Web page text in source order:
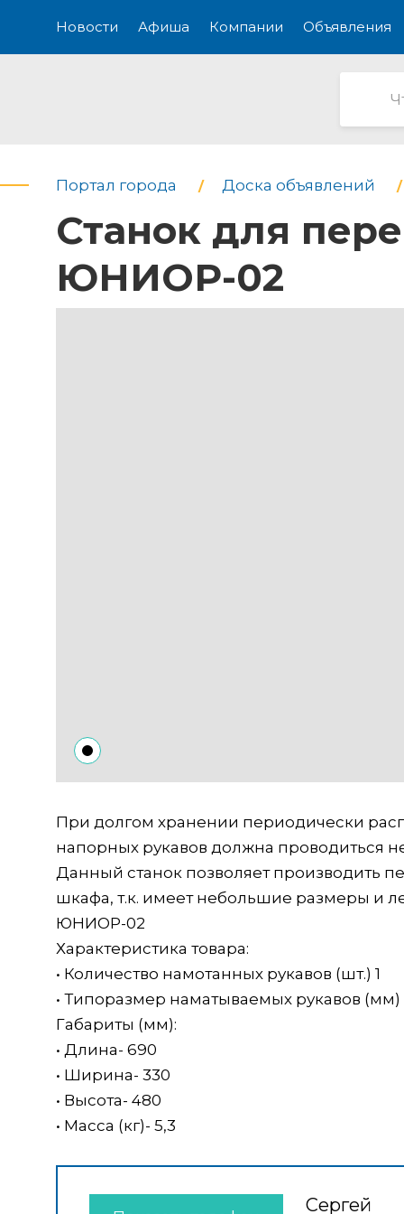
Новости Афиша Компании Объявления
Портал города Доска объявлений
Станок для
ЮНИОР-02
При долгом хранении периодически
напорных рукавов должна проводиться
Данный станок позволяет производить
шкафа, т.к. имеет небольшие размеры и
ЮНИОР-02
Характеристика товара:
• Количество намотанных рукавов (шт.) 1
• Типоразмер наматываемых рукавов (мм)
Габариты (мм):
• Длина- 690
• Ширина- 330
• Высота- 480
• Масса (кг)- 5,3
Сергей